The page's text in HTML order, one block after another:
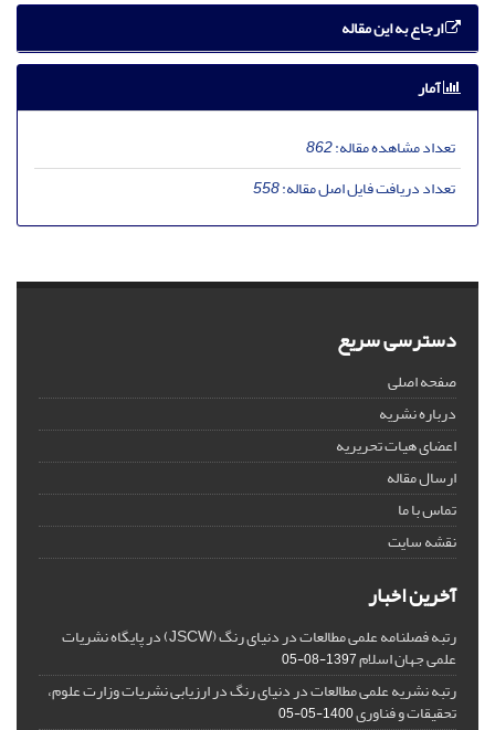
ارجاع به این مقاله
آمار
تعداد مشاهده مقاله:862
تعداد دریافت فایل اصل مقاله:558
دسترسی سریع
صفحه اصلی
درباره نشریه
اعضای هیات تحریریه
ارسال مقاله
تماس با ما
نقشه سایت
آخرین اخبار
رتبه فصلنامه علمی مطالعات در دنیای رنگ (JSCW) در پایگاه نشریات
علمی جهان اسلام1397-08-05
رتبه نشریه علمی مطالعات در دنیای رنگ در ارزیابی نشریات وزارت علوم،
تحقیقات و فناوری1400-05-05